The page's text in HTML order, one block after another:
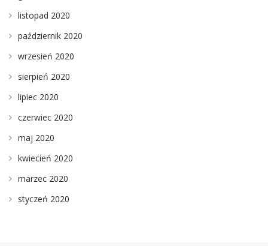
listopad 2020
październik 2020
wrzesień 2020
sierpień 2020
lipiec 2020
czerwiec 2020
maj 2020
kwiecień 2020
marzec 2020
styczeń 2020